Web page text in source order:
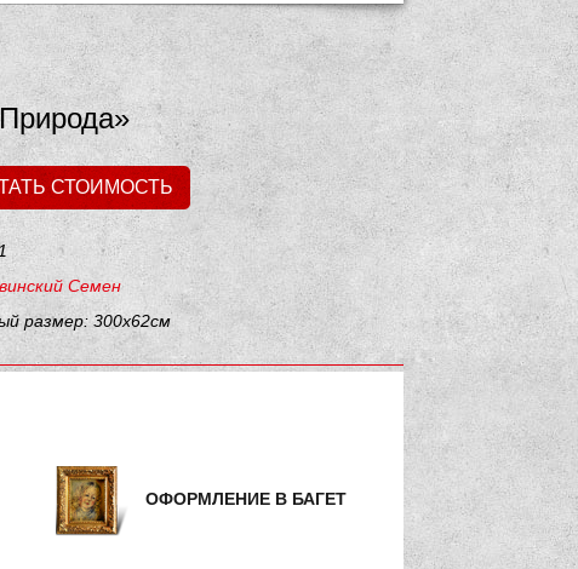
СТОИМОСТЬ
Семен
размер: 300х62см
ОФОРМЛЕНИЕ В БАГЕТ